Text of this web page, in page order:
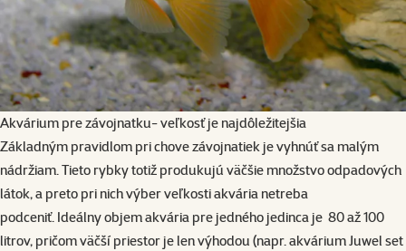
Akvárium pre závojnatku- veľkosť je najdôležitejšia
Základným pravidlom pri chove závojnatiek je vyhnúť sa malým
nádržiam. Tieto rybky totiž produkujú väčšie množstvo odpadových
látok, a preto pri nich výber veľkosti akvária netreba
podceniť. Ideálny objem akvária pre jedného jedinca je 80 až 100
litrov, pričom väčší priestor je len výhodou (napr.akvárium Juwel set